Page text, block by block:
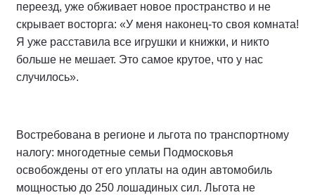
переезд, уже обживает новое пространство и не
скрывает восторга: «У меня наконец-то своя комната!
Я уже расставила все игрушки и книжки, и никто
больше не мешает. Это самое крутое, что у нас
случилось».
Востребована в регионе и льгота по транспортному
налогу: многодетные семьи Подмосковья
освобождены от его уплаты на один автомобиль
мощностью до 250 лошадиных сил. Льгота не